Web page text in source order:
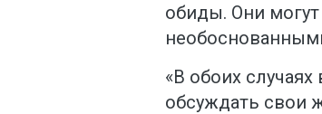
обиды. Они
«В обоих
обсуждать свои